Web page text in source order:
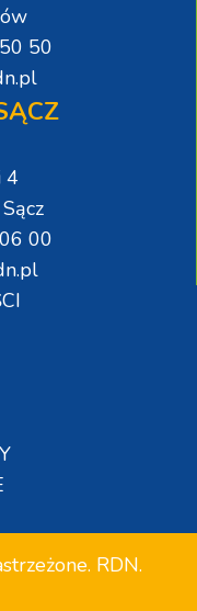
50
4
00
RDN.